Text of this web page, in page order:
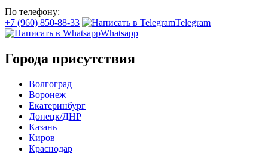
По телефону:
+7 (960) 850-88-33
Telegram
Whatsapp
Города присутствия
Волгоград
Воронеж
Екатеринбург
Донецк/ДНР
Казань
Киров
Краснодар